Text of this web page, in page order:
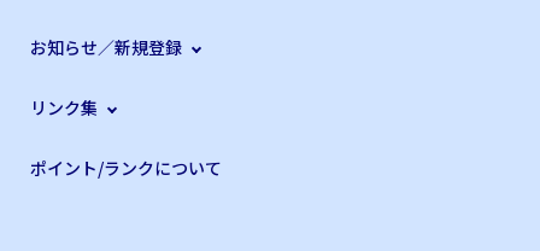
お知らせ／新規登録
リンク集
ポイント/ランクについて